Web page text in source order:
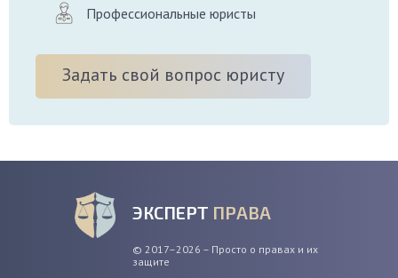
Профессиональные юристы
Задать свой вопрос юристу
ЭКСПЕРТ ПРАВА
© 2017–2026 – Просто о правах и их
защите